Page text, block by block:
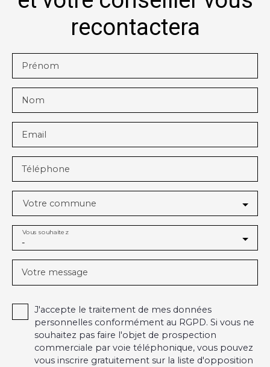
recontactera
Prénom
Nom
Email
Téléphone
Votre commune
-
Vous souhaitez
Votre message
J'accepte le traitement de mes données
personnelles conformément au RGPD. Si vous ne
souhaitez pas faire l'objet de prospection
commerciale par voie téléphonique, vous pouvez
vous inscrire gratuitement sur la liste d'opposition